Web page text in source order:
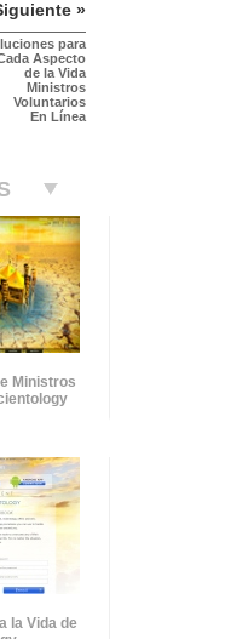
»
para
Aspecto
de la Vida
Ministros
Voluntarios
En Línea
Ministros
la Vida de